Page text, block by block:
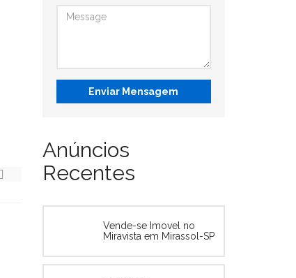
Enviar Mensagem
Anúncios
Recentes
Vende-se Imovel no
Miravista em Mirassol-SP